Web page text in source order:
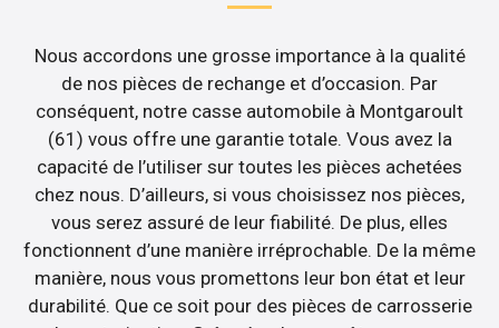
Nous accordons une grosse importance à la qualité
de nos pièces de rechange et d’occasion. Par
conséquent, notre casse automobile à Montgaroult
(61) vous offre une garantie totale. Vous avez la
capacité de l’utiliser sur toutes les pièces achetées
chez nous. D’ailleurs, si vous choisissez nos pièces,
vous serez assuré de leur fiabilité. De plus, elles
fonctionnent d’une manière irréprochable. De la même
manière, nous vous promettons leur bon état et leur
durabilité. Que ce soit pour des pièces de carrosserie